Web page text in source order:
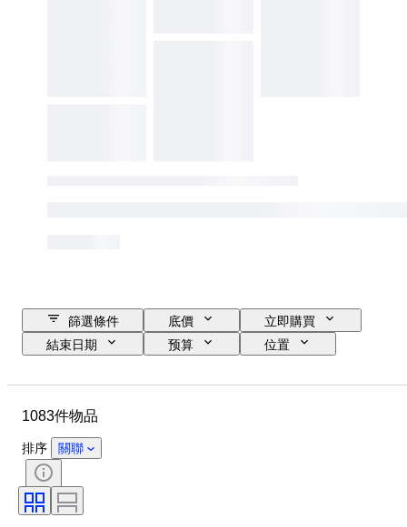
篩選條件 底價
立即購買
結束日期
预算
位置
性別
證明
款式
版
裝飾
1083件物品
排序 關聯